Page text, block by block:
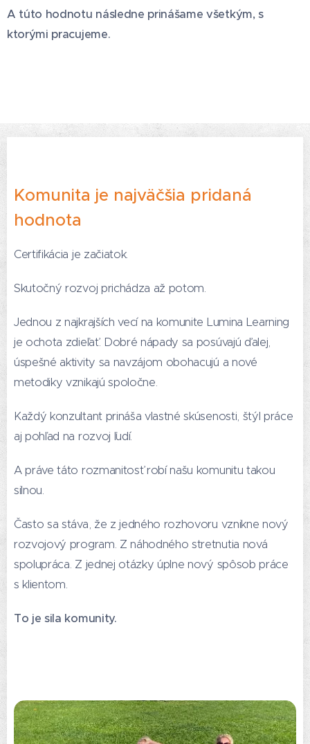
A túto hodnotu následne prinášame všetkým, s
ktorými pracujeme.
Komunita je najväčšia pridaná
hodnota
Certifikácia je začiatok.
Skutočný rozvoj prichádza až potom.
Jednou z najkrajších vecí na komunite Lumina Learning
je ochota zdieľať. Dobré nápady sa posúvajú ďalej,
úspešné aktivity sa navzájom obohacujú a nové
metodiky vznikajú spoločne.
Každý konzultant prináša vlastné skúsenosti, štýl práce
aj pohľad na rozvoj ľudí.
A práve táto rozmanitosť robí našu komunitu takou
silnou.
Často sa stáva, že z jedného rozhovoru vznikne nový
rozvojový program. Z náhodného stretnutia nová
spolupráca. Z jednej otázky úplne nový spôsob práce
s klientom.
To je sila komunity.